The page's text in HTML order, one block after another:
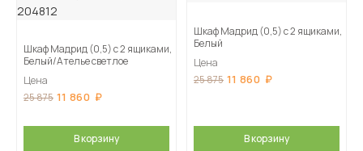
Шкаф Мадрид (0,5) с 2 ящиками,
Белый/Ателье светлое
Цена
25 875 11 860
В корзину
Шкаф Мадрид (0,5) с 2 ящиками,
Белый
Цена
25 875 11 860
В корзину